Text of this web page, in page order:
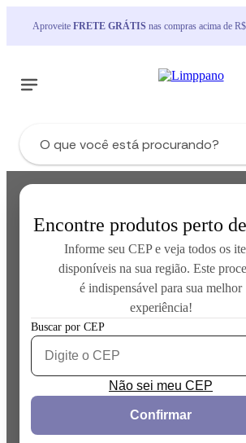
Aproveite FRETE GRÁTIS nas compras acima de
Encontre produtos perto
Informe seu CEP e veja todos os
disponíveis na sua região. Este
é indispensável para sua melhor
experiência!
Buscar por CEP
Não sei meu CEP
Confirmar
Error loading product data: